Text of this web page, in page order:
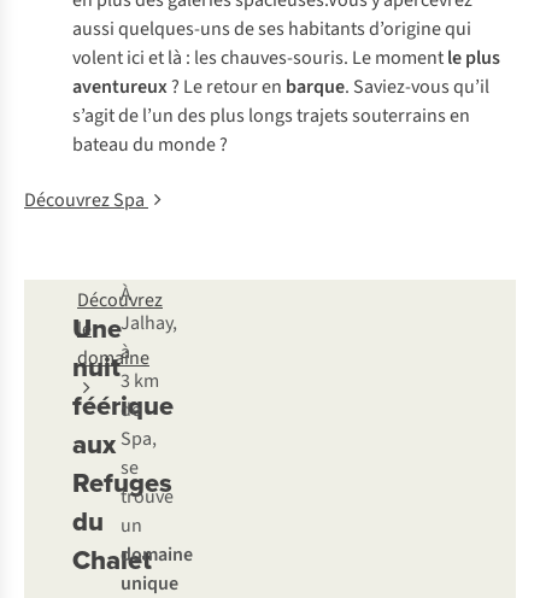
aussi quelques-uns de ses habitants d’origine qui
volent ici et là : les chauves-souris. Le momentle plus
aventureux? Le retour en barque. Saviez-vous qu’il
s’agit de l’un des plus longs trajets souterrains en
bateau du monde ?
Découvrez Spa
Une
nuit
féérique
aux
Refuges
du
Chalet
À
Jalhay,
à
3 km
de
Spa,
se
trouve
un
domaine
unique
Découvrez
le
domaine